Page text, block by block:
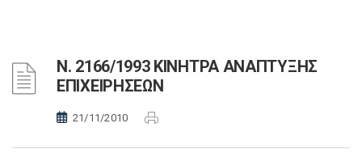
Ν. 2166/1993 ΚΙΝΗΤΡΑ ΑΝΑΠΤΥΞΗΣ
ΕΠΙΧΕΙΡΗΣΕΩΝ
21/11/2010